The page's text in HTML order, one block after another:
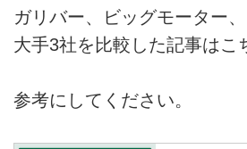
ガリバー、ビッグモーター
大手3社を比較した記事はこ
参考にしてください。